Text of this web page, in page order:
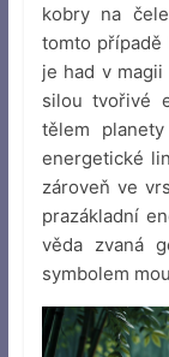
kobry na
tomto případě
je had v
silou tvořivé
tělem
energetické
zároveň ve
prazákladní
věda zvaná
symbolem